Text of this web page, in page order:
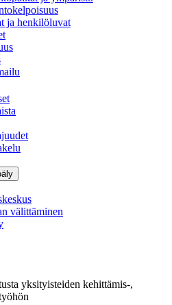
ja henkilöluvat
välittäminen
yksityisteiden kehittämis-,